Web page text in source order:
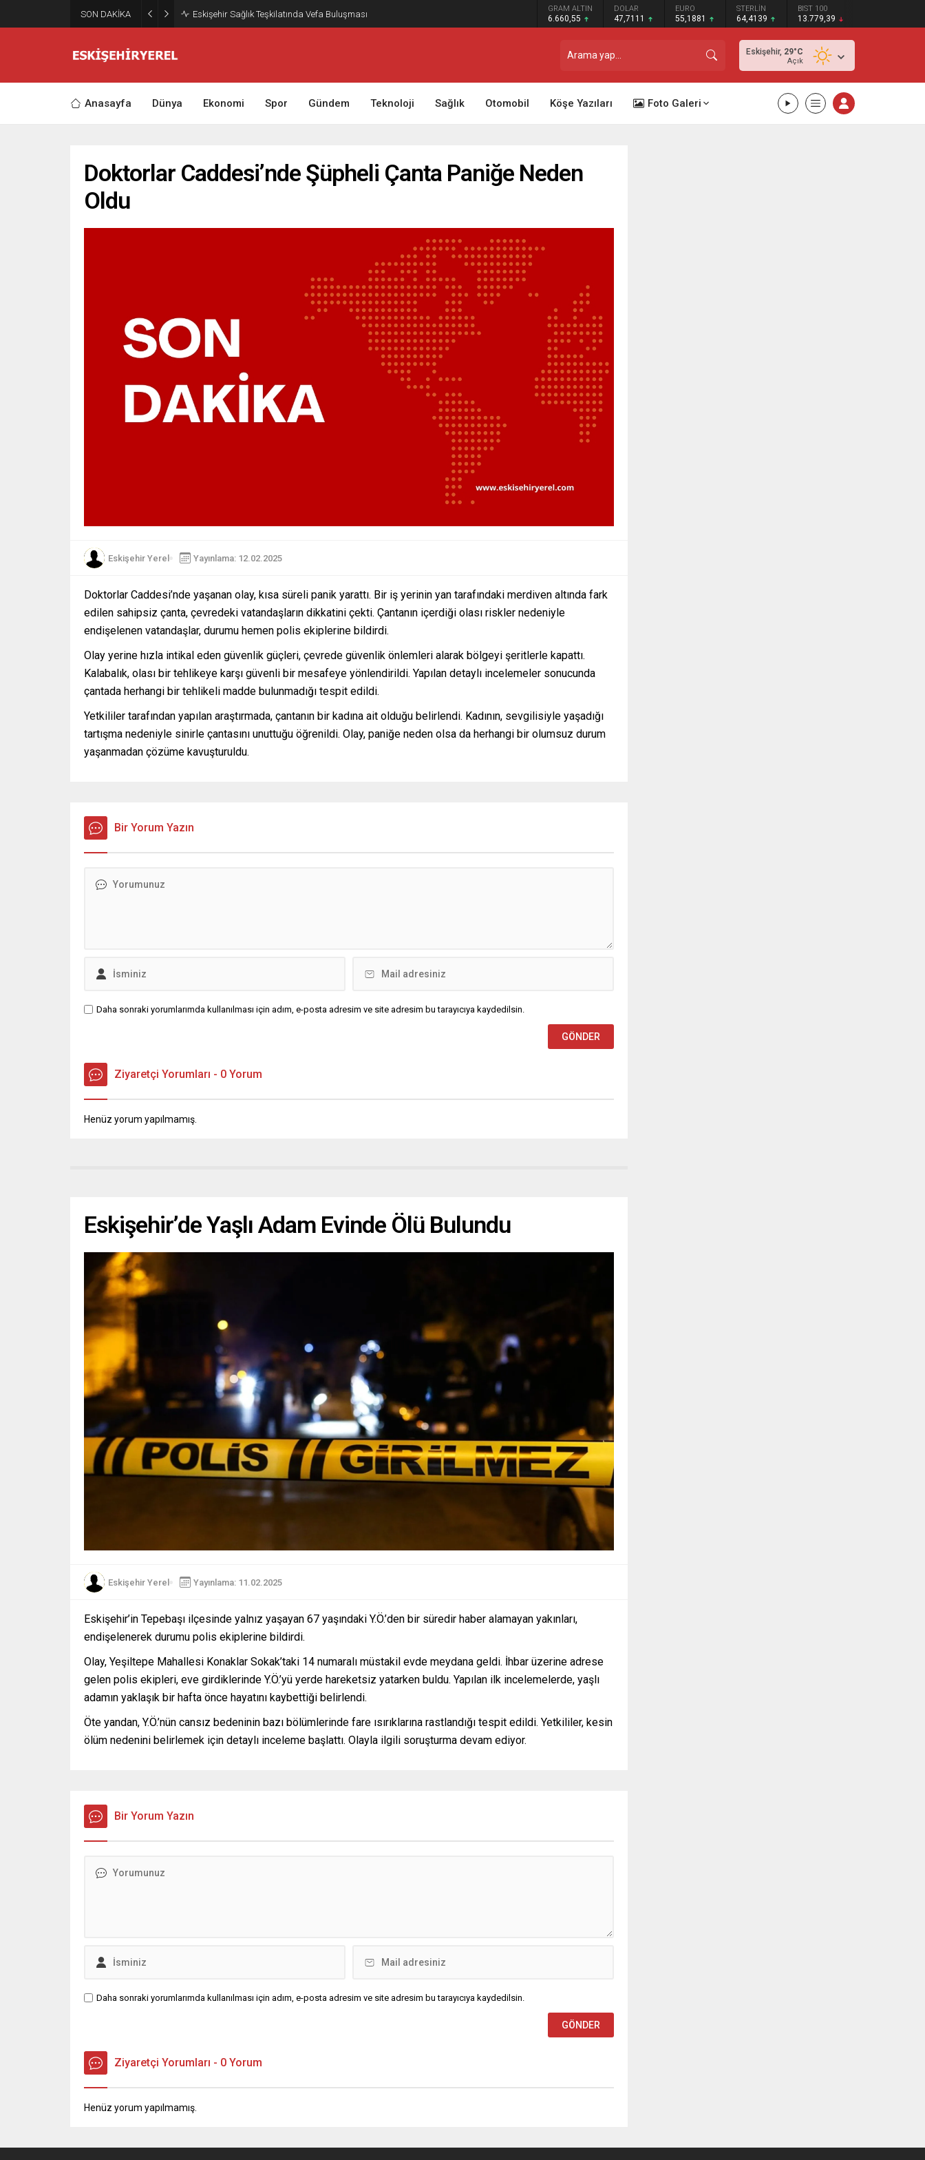
SON DAKİKA Eskişehir Sağlık Teşkilatında Vefa Buluşması GRAM ALTIN
6.660,55
DOLAR
47,7111
EURO
55,1881
STERLİN
64,4139
BIST 100
13.779,39
Eskişehir, 29°C
Açık
Anasayfa Dünya Ekonomi Spor Gündem Teknoloji Sağlık Otomobil Köşe Yazıları Foto Galeri
Doktorlar Caddesi’nde Şüpheli Çanta Paniğe Neden
Oldu
Eskişehir Yerel Yayınlama: 12.02.2025
Doktorlar Caddesi’nde yaşanan olay, kısa süreli panik yarattı. Bir iş yerinin yan tarafındaki merdiven altında fark
edilen sahipsiz çanta, çevredeki vatandaşların dikkatini çekti. Çantanın içerdiği olası riskler nedeniyle
endişelenen vatandaşlar, durumu hemen polis ekiplerine bildirdi.
Olay yerine hızla intikal eden güvenlik güçleri, çevrede güvenlik önlemleri alarak bölgeyi şeritlerle kapattı.
Kalabalık, olası bir tehlikeye karşı güvenli bir mesafeye yönlendirildi. Yapılan detaylı incelemeler sonucunda
çantada herhangi bir tehlikeli madde bulunmadığı tespit edildi.
Yetkililer tarafından yapılan araştırmada, çantanın bir kadına ait olduğu belirlendi. Kadının, sevgilisiyle yaşadığı
tartışma nedeniyle sinirle çantasını unuttuğu öğrenildi. Olay, paniğe neden olsa da herhangi bir olumsuz durum
yaşanmadan çözüme kavuşturuldu.
Bir Yorum Yazın
Daha sonraki yorumlarımda kullanılması için adım, e-posta adresim ve site adresim bu tarayıcıya kaydedilsin.
Ziyaretçi Yorumları - 0 Yorum
Henüz yorum yapılmamış.
Eskişehir’de Yaşlı Adam Evinde Ölü Bulundu
Eskişehir Yerel Yayınlama: 11.02.2025
Eskişehir’in Tepebaşı ilçesinde yalnız yaşayan 67 yaşındaki Y.Ö.’den bir süredir haber alamayan yakınları,
endişelenerek durumu polis ekiplerine bildirdi.
Olay, Yeşiltepe Mahallesi Konaklar Sokak’taki 14 numaralı müstakil evde meydana geldi. İhbar üzerine adrese
gelen polis ekipleri, eve girdiklerinde Y.Ö.’yü yerde hareketsiz yatarken buldu. Yapılan ilk incelemelerde, yaşlı
adamın yaklaşık bir hafta önce hayatını kaybettiği belirlendi.
Öte yandan, Y.Ö.’nün cansız bedeninin bazı bölümlerinde fare ısırıklarına rastlandığı tespit edildi. Yetkililer, kesin
ölüm nedenini belirlemek için detaylı inceleme başlattı. Olayla ilgili soruşturma devam ediyor.
Bir Yorum Yazın
Daha sonraki yorumlarımda kullanılması için adım, e-posta adresim ve site adresim bu tarayıcıya kaydedilsin.
Ziyaretçi Yorumları - 0 Yorum
Henüz yorum yapılmamış.